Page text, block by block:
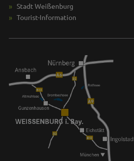
Stadt Weißenburg
Tourist-Information